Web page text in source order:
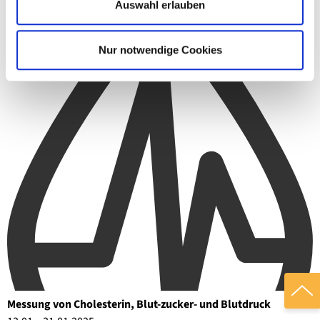
Auswahl erlauben
Nur notwendige Cookies
Wir bestimmen Ihre Knochendichte
Bodycheck
Messung von Cholesterin, Blut-zucker- und Blutdruck